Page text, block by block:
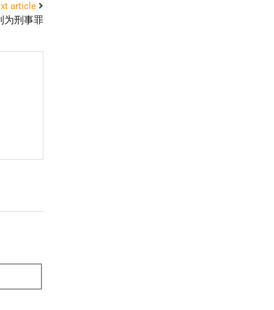
article
为刑事罪